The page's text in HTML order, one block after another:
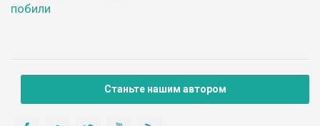
побили
Станьте нашим автором